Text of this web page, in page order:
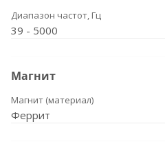
Диапазон частот, Гц
39 - 5000
Магнит
Магнит (материал)
Феррит